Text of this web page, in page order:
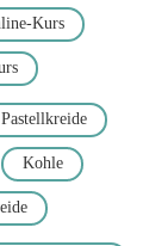
Kurs
Pastellkreide
Kohle